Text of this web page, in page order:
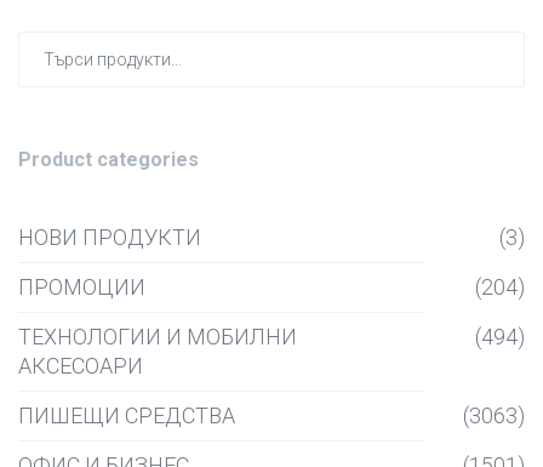
Product categories
НОВИ ПРОДУКТИ
(3)
ПРОМОЦИИ
(204)
ТЕХНОЛОГИИ И МОБИЛНИ
АКСЕСОАРИ
(494)
ПИШЕЩИ СРЕДСТВА
(3063)